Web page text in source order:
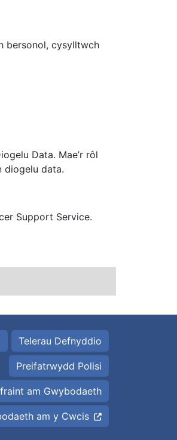
bersonol, cysylltwch
Data. Mae’r rôl
diogelu data.
Support Service.
Telerau Defnyddio
Preifatrwydd Polisi
am Gwybodaeth
am y Cwcis